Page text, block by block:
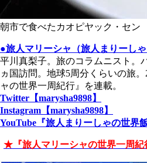
朝市で食べたカオピヤック・セン
●旅人マリーシャ（旅人まりーしゃ
平川真梨子。旅のコラムニスト。
ヵ国訪問。地球5周分くらいの旅
ャの世界一周紀行』を連載。
Twitter【marysha9898】
Instagram【marysha9898】
YouTube『旅人まりーしゃの世界
★『旅人マリーシャの世界一周